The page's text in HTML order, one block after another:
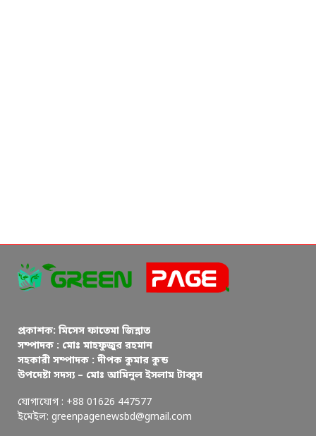
প্রকাশক: মিসেস ফাতেমা জিন্নাত
সম্পাদক : মোঃ মাহফুজুর রহমান
সহকারী সম্পাদক : দীপক কুমার কুন্ড
উপদেষ্টা সদস্য – মোঃ আমিনুল ইসলাম টাব্বুস
যোগাযোগ : +88 01626 447577
ইমেইল: greenpagenewsbd@gmail.com